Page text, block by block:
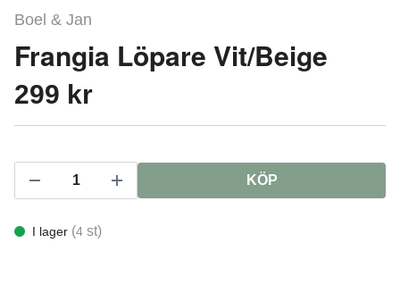
Boel & Jan
Frangia Löpare Vit/Beige
299 kr
KÖP
I lager (4 st)